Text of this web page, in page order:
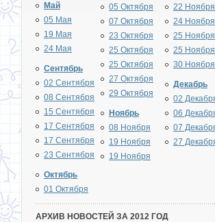
Май
05 Мая
19 Мая
24 Мая
Сентябрь
02 Сентября
08 Сентября
15 Сентября
17 Сентября
17 Сентября
23 Сентября
Октябрь
01 Октября
05 Октября
07 Октября
23 Октября
25 Октября
25 Октября
27 Октября
29 Октября
Ноябрь
08 Ноября
19 Ноября
19 Ноября
22 Ноября
24 Ноября
25 Ноября
25 Ноября
30 Ноября
Декабрь
02
06
07
27
АРХИВ НОВОСТЕЙ ЗА 2012 ГОД